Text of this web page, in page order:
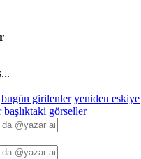
bugün girilenler yeniden eskiye
başlıktaki görseller